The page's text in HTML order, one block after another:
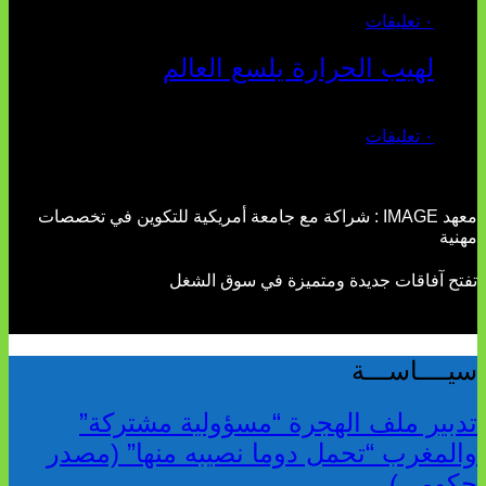
لهيب الحرارة يلسع العالم
معهد IMAGE : شراكة مع جامعة أمريكية للتكوين في تخصصات
آفاقات جديدة ومتميزة في سوق الشغل
ملف الهجرة “مسؤولية مشتركة”
“تحمل دوما نصيبه منها” (مصدر